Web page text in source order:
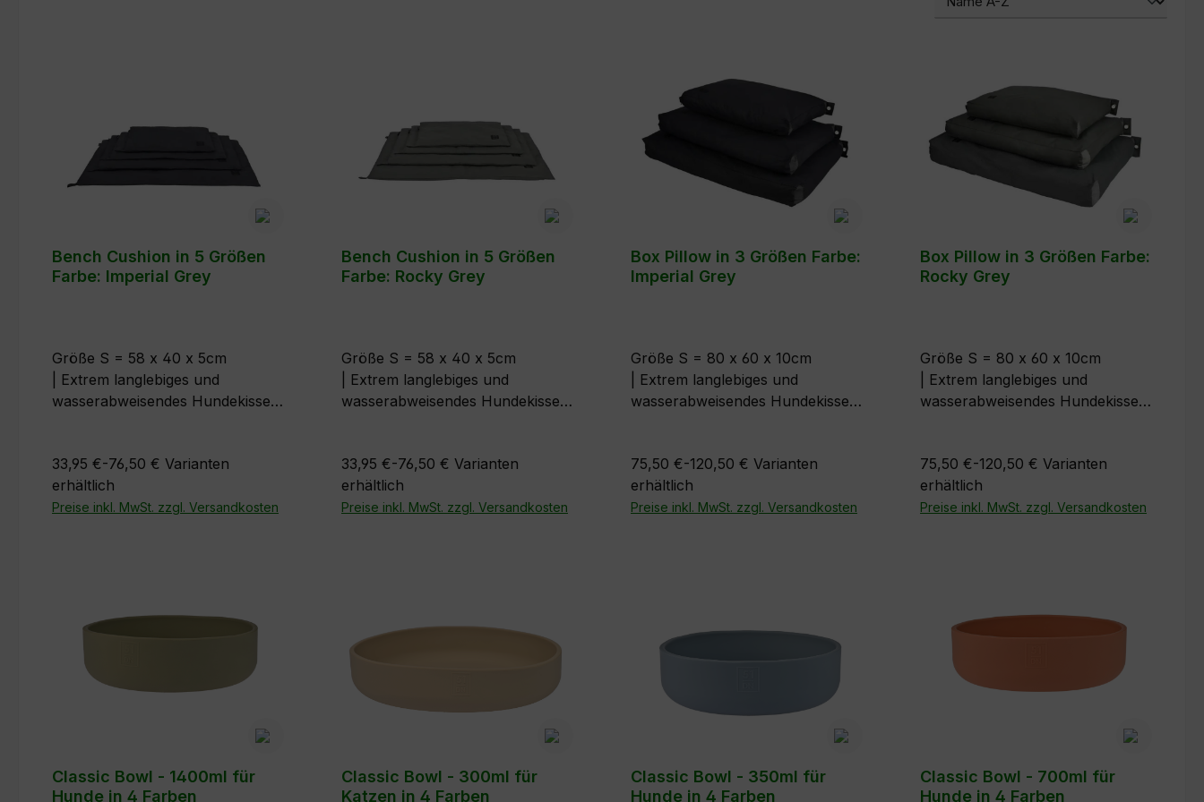
Bench Cushion in 5 Größen
Farbe: Imperial Grey
Größe S = 58 x 40 x 5cm
| Extrem langlebiges und
wasserabweisendes Hundekissen
Innen- und Außenbereich, leicht
zu reinigen und leichtes Material.
Farben: Imperial Grey und Rocky
33,95 €-76,50 € Varianten
erhältlich
Preise inkl. MwSt. zzgl. Versandkosten
Bench Cushion in 5 Größen
Farbe: Rocky Grey
Größe S = 58 x 40 x 5cm
| Extrem langlebiges und
wasserabweisendes Hundekissen
Innen- und Außenbereich, leicht
zu reinigen und leichtes Material.
Farben: Imperial Grey und Rocky
33,95 €-76,50 € Varianten
erhältlich
Preise inkl. MwSt. zzgl. Versandkosten
Box Pillow in 3 Größen Farbe:
Imperial Grey
Größe S = 80 x 60 x 10cm
| Extrem langlebiges und
wasserabweisendes Hundekissen
Innen- und Außenbereich, leicht
zu reinigen und leichtes Material.
Farben: Imperial Grey und Rocky
75,50 €-120,50 € Varianten
erhältlich
Preise inkl. MwSt. zzgl. Versandkosten
Box Pillow in 3 Größen Farbe:
Rocky Grey
Größe S = 80 x 60 x 10cm
| Extrem langlebiges und
wasserabweisendes Hundekissen
Innen- und Außenbereich, leicht
zu reinigen und leichtes Material.
Farben: Imperial Grey und Rocky
75,50 €-120,50 € Varianten
erhältlich
Preise inkl. MwSt. zzgl. Versandkosten
Classic Bowl - 1400ml für
Hunde in 4 Farben
Classic Bowl - 300ml für
Katzen in 4 Farben
Classic Bowl - 350ml für
Hunde in 4 Farben
Classic Bowl - 700ml für
Hunde in 4 Farben